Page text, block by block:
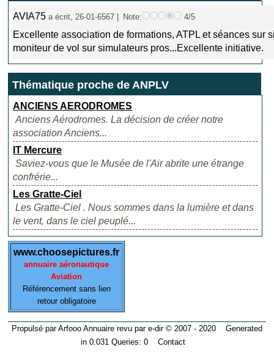
AVIA75a écrit, 26-01-6567 | Note: 4/5
Excellente association de formations, ATPL et séances sur
moniteur de vol sur simulateurs pros...Excellente initiative.
Thématique proche de ANPLV
ANCIENS AERODROMES
Anciens Aérodromes. La décision de créer notre
association Anciens...
IT Mercure
Saviez-vous que le Musée de l'Air abrite une étrange
confrérie...
Les Gratte-Ciel
Les Gratte-Ciel . Nous sommes dans la lumière et dans
le vent, dans le ciel peuplé...
www.choosepictures.fr
annuaire aéronautique
Aviation
Référencement sans lien
retour obligatoire
Propulsé par Arfooo Annuaire revu par e-dir © 2007 - 2020 Generated
in 0.031 Queries: 0Contact